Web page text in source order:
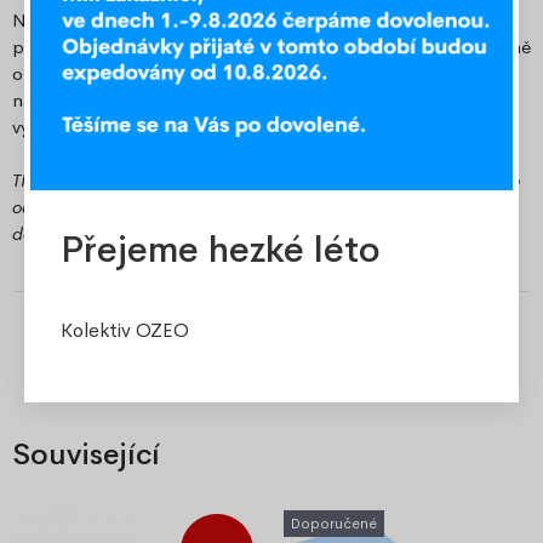
Nechte si vypracovat speciální nabídku přesně na míru vašim
potřebám a využijte naše nejlepší ceny. Objednejte si pohodlně
online a těšte se na skvělý poměr ceny a kvality. Kontaktujte
nás na e-mailové adrese
výhodnou nabídku.
TIP: Pokud jste z Frýdecko-Místecka, využijte možnost osobního
odběru v našem expedičním skladu v Místku a ušetřete za
dopravu.
Související
Doporučené
Přejeme hezké léto
Kolektiv OZEO